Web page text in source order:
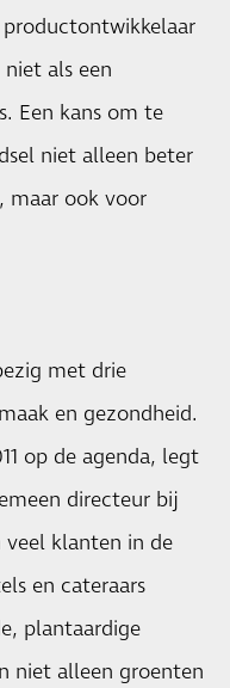
productontwikkelaar
als een
Een kans om te
niet alleen beter
maar ook voor
met drie
en gezondheid.
op de agenda, legt
directeur bij
klanten in de
en cateraars
plantaardige
niet alleen groenten